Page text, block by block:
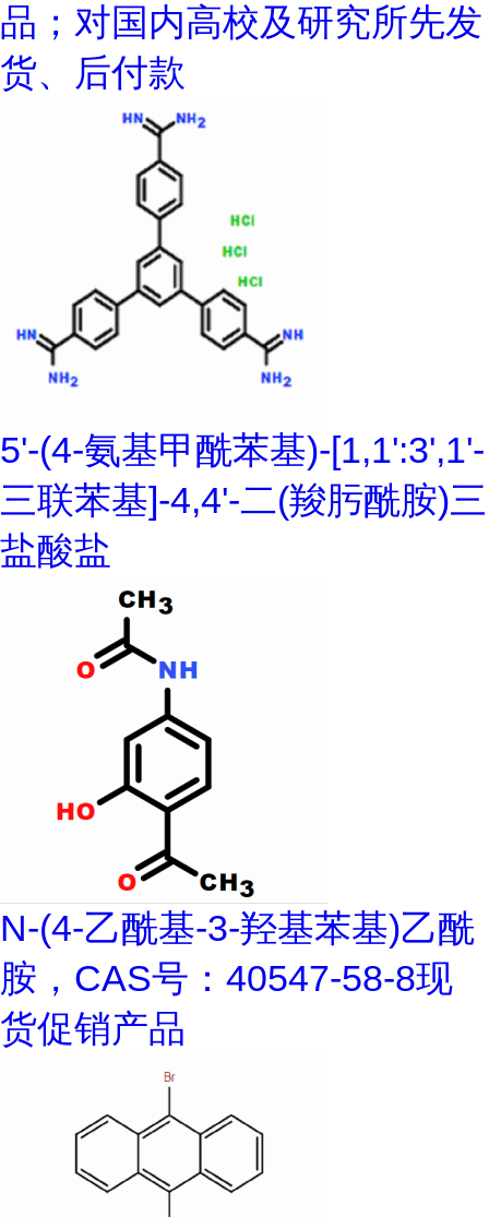
品；对国内高校及研究所先发
货、后付款
5'-(4-氨基甲酰苯基)-[1,1':3',1'-
三联苯基]-4,4'-二(羧肟酰胺)三
盐酸盐
N-(4-乙酰基-3-羟基苯基)乙酰
胺，CAS号：40547-58-8现
货促销产品